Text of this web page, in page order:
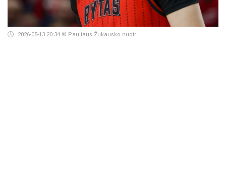
2026-05-13 20:34 © Pauliaus Žukausko nuotr.